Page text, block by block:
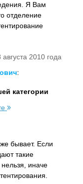
Я Вам
отделение
августа 2010 года
:
категории
бывает. Если
такие
иначе